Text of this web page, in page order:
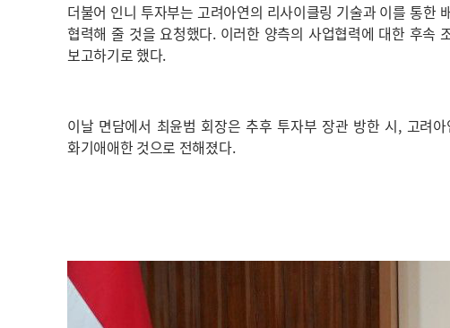
더불어 인니 투자부는 고려아연의 리사이클링 기술과 이를 통한
협력해 줄 것을 요청했다. 이러한 양측의 사업협력에 대한 후속
보고하기로 했다.
이날 면담에서 최윤범 회장은 추후 투자부 장관 방한 시, 고려
화기애애한 것으로 전해졌다.